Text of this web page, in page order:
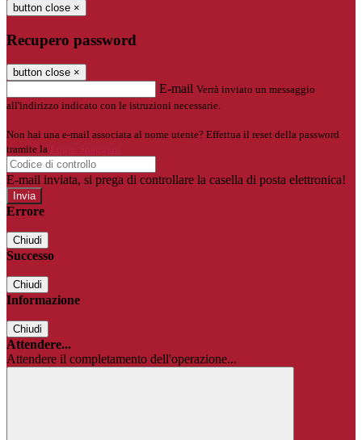
button close ×
Recupero password
button close ×
E-mail Verrà inviato un messaggio
all'indirizzo indicato con le istruzioni necessarie.
Non hai una e-mail associata al nome utente? Effettua il reset della password
tramite la
Login Spaggiari
E-mail inviata, si prega di controllare la casella di posta elettronica!
Errore
Chiudi
Successo
Chiudi
Informazione
Chiudi
Attendere...
Attendere il completamento dell'operazione...